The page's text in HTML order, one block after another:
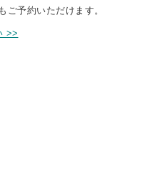
ご予約いただけます。
>>